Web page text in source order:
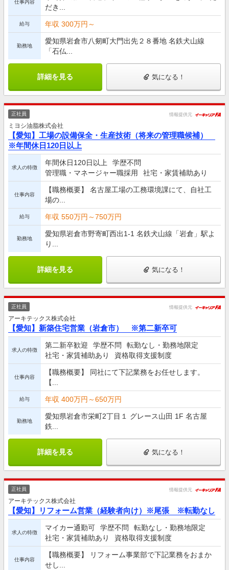
仕事内容
だき...
給与 年収 300万円～
勤務地
愛知県岩倉市八剱町大門出先２８番地 名鉄犬山線
「石仏...
詳細を見る 気になる！
正社員 情報提供元
ミヨシ油脂株式会社
【愛知】工場の設備保全・生産技術（将来の管理職候補）
※年間休日120日以上
求人の特徴
年間休日120日以上
学歴不問
管理職・マネージャー職採用
社宅・家賃補助あり
仕事内容
【職務概要】 名古屋工場の工務環境課にて、自社工
場の...
給与 年収 550万円～750万円
勤務地
愛知県岩倉市野寄町西出1-1 名鉄犬山線「岩倉」駅よ
り...
詳細を見る 気になる！
正社員 情報提供元
アーキテックス株式会社
【愛知】新築住宅営業（岩倉市） ※第二新卒可
求人の特徴
第二新卒歓迎 学歴不問
転勤なし・勤務地限定
社宅・家賃補助あり
資格取得支援制度
仕事内容
【職務概要】 同社にて下記業務をお任せします。
【...
給与 年収 400万円～650万円
勤務地
愛知県岩倉市栄町2丁目１ グレース山田 1F 名古屋
鉄...
詳細を見る 気になる！
正社員 情報提供元
アーキテックス株式会社
【愛知】リフォーム営業（経験者向け）※尾張 ※転勤なし
求人の特徴
マイカー通勤可 学歴不問
転勤なし・勤務地限定
社宅・家賃補助あり
資格取得支援制度
仕事内容
【職務概要】 リフォーム事業部で下記業務をおまか
せし...